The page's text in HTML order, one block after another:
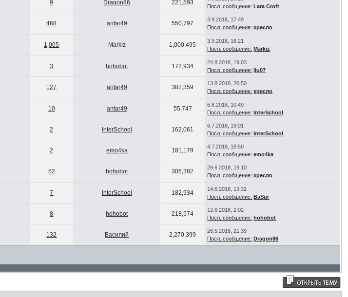
9 Dragon86 221,593
Посл. сообщение: Lara Croft
468 antar49 550,797
3.9.2018, 17:49
Посл. сообщение: кресло
1,005 -Markiz- 1,000,495
3.9.2018, 16:21
Посл. сообщение: Markiz
3 hohobot 172,934
24.8.2018, 19:03
Посл. сообщение: liu07
127 antar49 387,359
13.8.2018, 20:50
Посл. сообщение: кресло
10 antar49 55,747
6.8.2018, 10:49
Посл. сообщение: InterSchool
2 InterSchool 162,061
6.7.2018, 19:01
Посл. сообщение: InterSchool
2 emo4ka 181,179
4.7.2018, 18:50
Посл. сообщение: emo4ka
52 hohobot 305,382
29.6.2018, 19:10
Посл. сообщение: кресло
7 InterSchool 182,934
14.6.2018, 13:31
Посл. сообщение: BaSur
8 hohobot 218,574
12.6.2018, 2:02
Посл. сообщение: hohobot
132 Василий 2,270,399
26.5.2018, 21:39
Посл. сообщение: Dragon86